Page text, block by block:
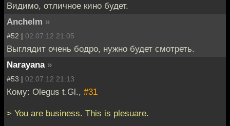
Видимо, отличное кино будет.
Anchelm »
#52 | 02.07.12 21:05
Выглядит очень бодро, нужно будет смотреть.
Narayana »
#53 | 02.07.12 21:13
Кому: Olegus t.Gl., #31
> You are business. This is plesuare.